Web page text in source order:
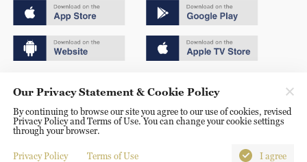
京ICP备20000184号
京公网安备 11010502050052号
Disinformation report hotline: 010-85061466
Our Privacy Statement & Cookie Policy
By continuing to browse our site you agree to our use of cookies, revised
Privacy Policy and Terms of Use. You can change your cookie settings
through your browser.
Privacy Policy Terms of Use I agree